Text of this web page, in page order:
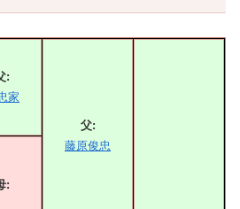
:
家
父:
藤原俊忠
: